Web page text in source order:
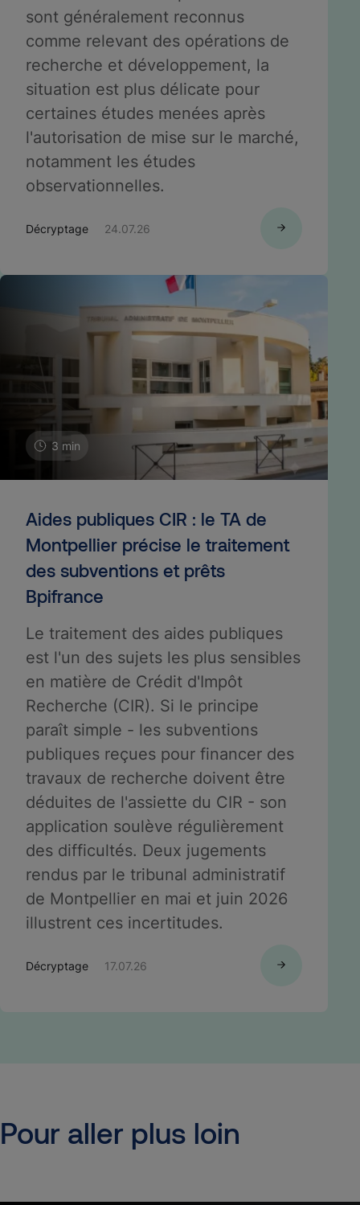
sont généralement reconnus
comme relevant des opérations de
recherche et développement, la
situation est plus délicate pour
certaines études menées après
l'autorisation de mise sur le marché,
notamment les études
observationnelles.
Décryptage 24.07.26
3 min
Aides publiques CIR : le TA de
Montpellier précise le traitement
des subventions et prêts
Bpifrance
Le traitement des aides publiques
est l'un des sujets les plus sensibles
en matière de Crédit d'Impôt
Recherche (CIR). Si le principe
paraît simple - les subventions
publiques reçues pour financer des
travaux de recherche doivent être
déduites de l'assiette du CIR - son
application soulève régulièrement
des difficultés. Deux jugements
rendus par le tribunal administratif
de Montpellier en mai et juin 2026
illustrent ces incertitudes.
Décryptage 17.07.26
Pour aller plus loin